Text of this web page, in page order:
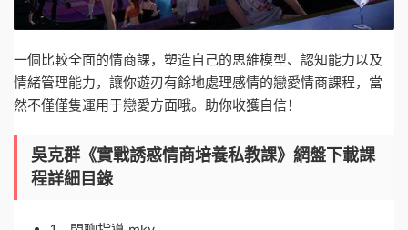
一個比較全面的情商課，塑造自己的思維模型、認知能力以及
情緒管理能力，讓你遊刃有餘地處理感情的戀愛情商課程，當
然不僅僅隻運用于戀愛方面哦。助你收獲自信！
吳克群《實戰誘惑情商培養私教課》網盤下載課
程詳細目錄